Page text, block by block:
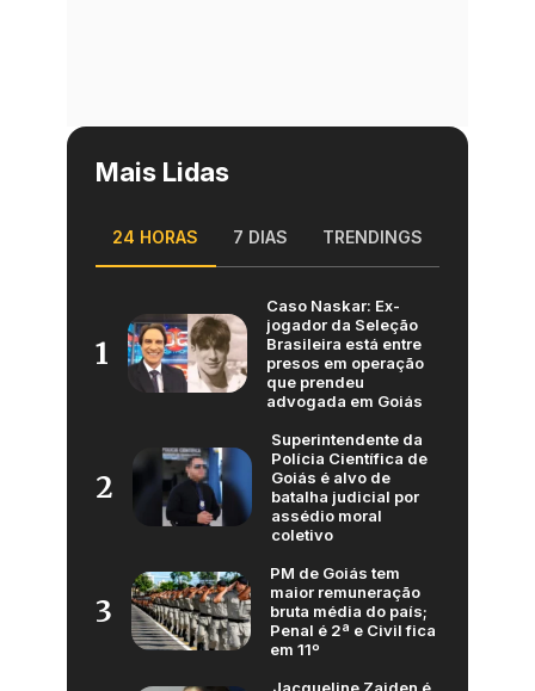
Mais Lidas
24 HORAS 7 DIAS TRENDINGS
1
Caso Naskar: Ex-
jogador da Seleção
Brasileira está entre
presos em operação
que prendeu
advogada em Goiás
2
Superintendente da
Polícia Científica de
Goiás é alvo de
batalha judicial por
assédio moral
coletivo
3
PM de Goiás tem
maior remuneração
bruta média do país;
Penal é 2ª e Civil fica
em 11º